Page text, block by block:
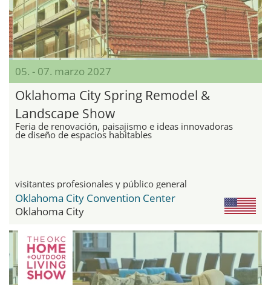
05. - 07. marzo 2027
Oklahoma City Spring Remodel &
Landscape Show
Feria de renovación, paisajismo e ideas innovadoras
de diseño de espacios habitables
visitantes profesionales y público general
Oklahoma City Convention Center
Oklahoma City